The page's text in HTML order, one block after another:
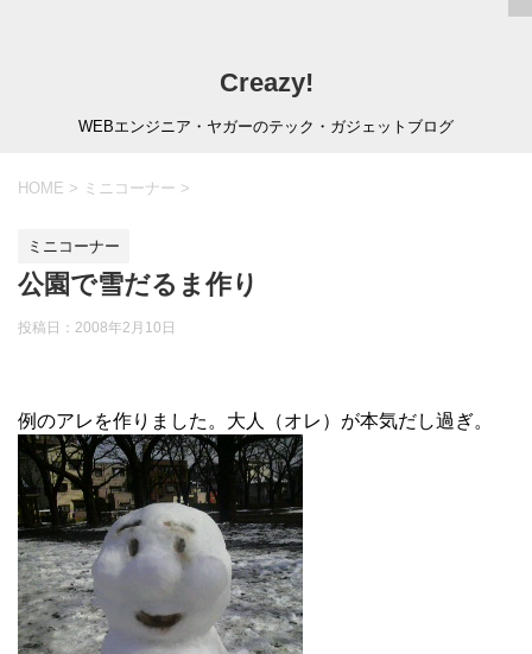
Creazy!
WEBエンジニア・ヤガーのテック・ガジェットブログ
HOME > ミニコーナー >
ミニコーナー
公園で雪だるま作り
投稿日： 2008年2月10日
例のアレを作りました。大人（オレ）が本気だし過ぎ。